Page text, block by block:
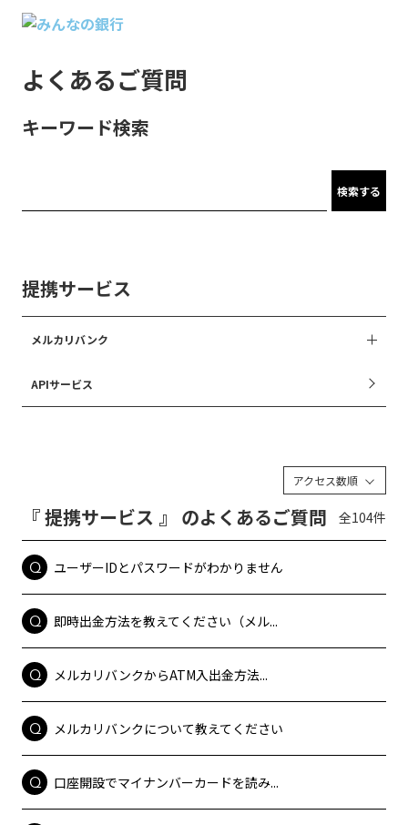
よくあるご質問
キーワード検索
検索する
提携サービス
メルカリバンク
APIサービス
アクセス数順
『 提携サービス 』 のよくあるご質問 全104件
ユーザーIDとパスワードがわかりません
即時出金方法を教えてください（メル...
メルカリバンクからATM入出金方法...
メルカリバンクについて教えてください
口座開設でマイナンバーカードを読み...